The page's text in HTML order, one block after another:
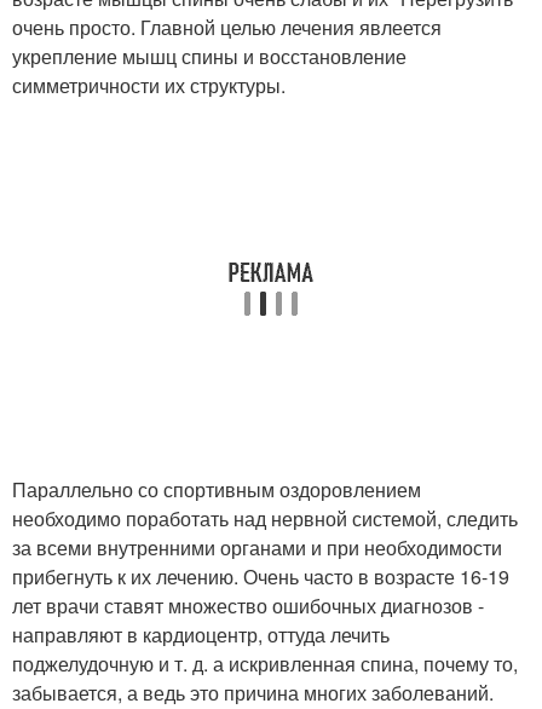
очень просто. Главной целью лечения явлеется
укрепление мышц спины и восстановление
симметричности их структуры.
Параллельно со спортивным оздоровлением
необходимо поработать над нервной системой, следить
за всеми внутренними органами и при необходимости
прибегнуть к их лечению. Очень часто в возрасте 16-19
лет врачи ставят множество ошибочных диагнозов -
направляют в кардиоцентр, оттуда лечить
поджелудочную и т. д. а искривленная спина, почему то,
забывается, а ведь это причина многих заболеваний.